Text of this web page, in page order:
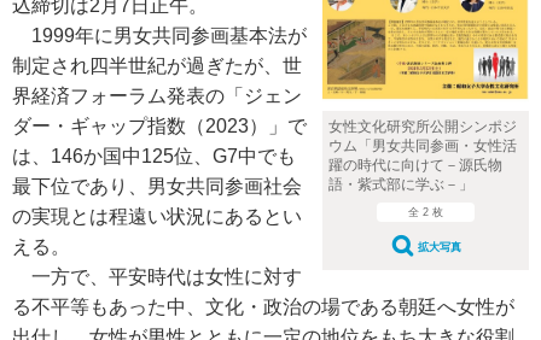
女性文化研究所公開シンポジ
ウム「男女共同参画・女性活
躍の時代に向けて－源氏物
語・紫式部に学ぶ－」
全 2 枚
拡大写真
込締切は2月7日正午。
1999年に男女共同参画基本法が
制定され四半世紀が過ぎたが、世
界経済フォーラム発表の「ジェン
ダー・ギャップ指数（2023）」で
は、146か国中125位、G7中でも
最下位であり、男女共同参画社会
の実現とは程遠い状況にあるとい
える。
一方で、平安時代は女性に対す
る不平等もあった中、文化・政治の場である朝廷へ女性が